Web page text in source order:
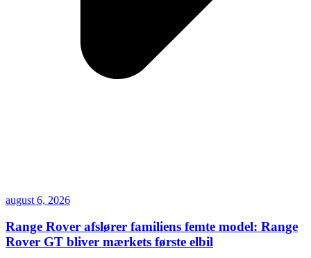
august 6, 2026
Range Rover afslører familiens femte model: Range
Rover GT bliver mærkets første elbil